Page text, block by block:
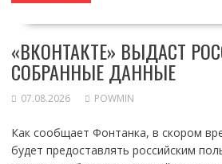
«ВКОНТАКТЕ» ВЫДАСТ
СОБРАННЫЕ ДАННЫЕ
07.08.2026 POWMIN
Как сообщает Фонтанка, в скором
будет предоставлять российским